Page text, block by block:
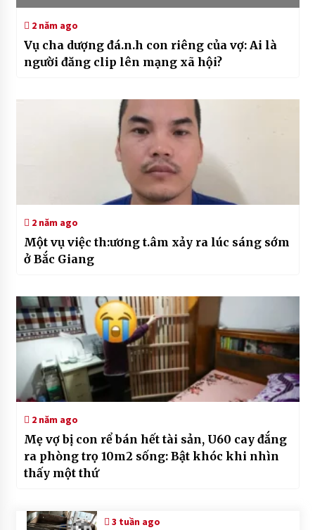
2 năm ago
Vụ cha dượng đá.n.h con riêng của vợ: Ai là
người đăng clip lên mạng xã hội?
2 năm ago
Một vụ việc th:ương t.âm xảy ra lúc sáng sớm
ở Bắc Giang
2 năm ago
Mẹ vợ bị con rể bán hết tài sản, U60 cay đắng
ra phòng trọ 10m2 sống: Bật khóc khi nhìn
thấy một thứ
3 tuần ago